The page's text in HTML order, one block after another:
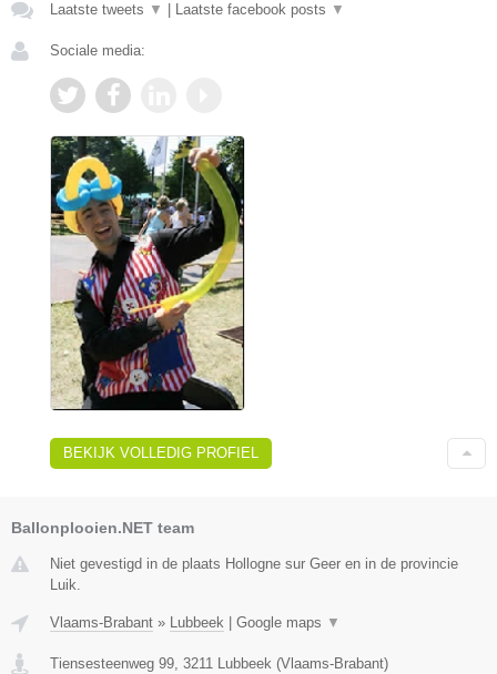
Laatste tweets ▼ Laatste facebook posts ▼
Sociale media:
BEKIJK VOLLEDIG PROFIEL
Ballonplooien.NET team
Niet gevestigd in de plaats Hollogne sur Geer en in de provincie
Luik.
Vlaams-Brabant » Lubbeek Google maps ▼
Tiensesteenweg 99, 3211 Lubbeek (Vlaams-Brabant)